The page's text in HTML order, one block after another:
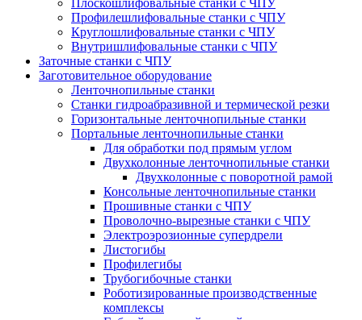
Плоскошлифовальные станки с ЧПУ
Профилешлифовальные станки с ЧПУ
Круглошлифовальные станки с ЧПУ
Внутришлифовальные станки с ЧПУ
Заточные станки с ЧПУ
Заготовительное оборудование
Ленточнопильные станки
Станки гидроабразивной и термической резки
Горизонтальные ленточнопильные станки
Портальные ленточнопильные станки
Для обработки под прямым углом
Двухколонные ленточнопильные станки
Двухколонные с поворотной рамой
Консольные ленточнопильные станки
Прошивные станки с ЧПУ
Проволочно-вырезные станки с ЧПУ
Электроэрозионные супердрели
Листогибы
Профилегибы
Трубогибочные станки
Роботизированные производственные
комплексы